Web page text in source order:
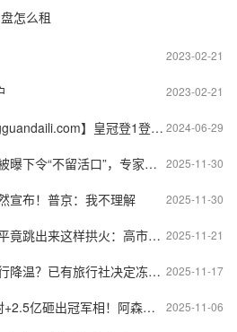
怎么租
2023-02-21
2023-02-21
2024-06-29
2登3 代理「皇冠正网www.hg0088.com」代理注册
2025-11-30
留活口”，专家：或构成战争罪
2025-11-30
宣布！普京：我不理解
2025-11-21
火：高市早苗别妥协，等中国先来缓和
2025-11-17
结寒假赴日旅行团 携程称协助客人取消酒店订单
2025-11-06
！阿森纳领跑9分，22年魔咒要破了？